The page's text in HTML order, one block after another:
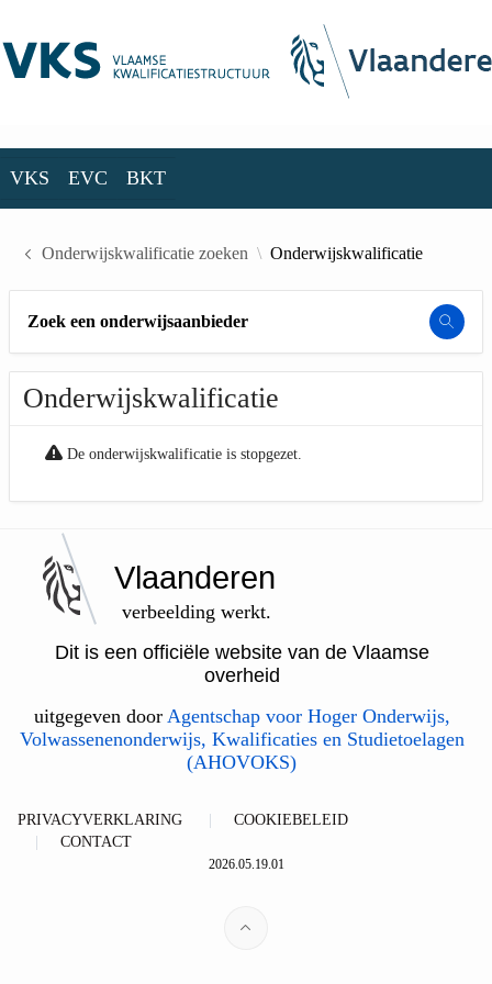
VKS EVC BKT
Onderwijskwalificatie zoeken Onderwijskwalificatie
Zoek een onderwijsaanbieder
Onderwijskwalificatie
De onderwijskwalificatie is stopgezet.
Vlaanderen
verbeelding werkt.
Dit is een officiële website van de Vlaamse
overheid
uitgegeven door Agentschap voor Hoger Onderwijs,
Volwassenenonderwijs, Kwalificaties en Studietoelagen
(AHOVOKS)
PRIVACYVERKLARING
COOKIEBELEID
CONTACT
2026.05.19.01